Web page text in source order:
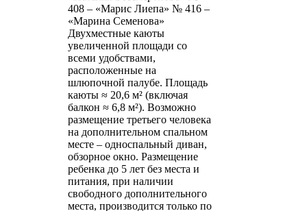
408 – «Марис Лиепа» № 416 –
«Марина Семенова»
Двухместные каюты
увеличенной площади со
всеми удобствами,
расположенные на
шлюпочной палубе. Площадь
каюты ≈ 20,6 м² (включая
балкон ≈ 6,8 м²). Возможно
размещение третьего человека
на дополнительном спальном
месте – односпальный диван,
обзорное окно. Размещение
ребенка до 5 лет без места и
питания, при наличии
свободного дополнительного
места, производится только по